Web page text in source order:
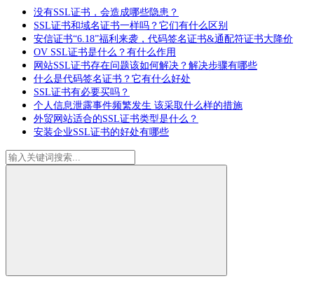
没有SSL证书，会造成哪些隐患？
SSL证书和域名证书一样吗？它们有什么区别
安信证书“6.18”福利来袭，代码签名证书&通配符证书大降价
OV SSL证书是什么？有什么作用
网站SSL证书存在问题该如何解决？解决步骤有哪些
什么是代码签名证书？它有什么好处
SSL证书有必要买吗？
个人信息泄露事件频繁发生 该采取什么样的措施
外贸网站适合的SSL证书类型是什么？
安装企业SSL证书的好处有哪些